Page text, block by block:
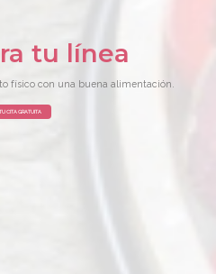
tu línea
físico con una buena alimentación.
CITA GRATUITA